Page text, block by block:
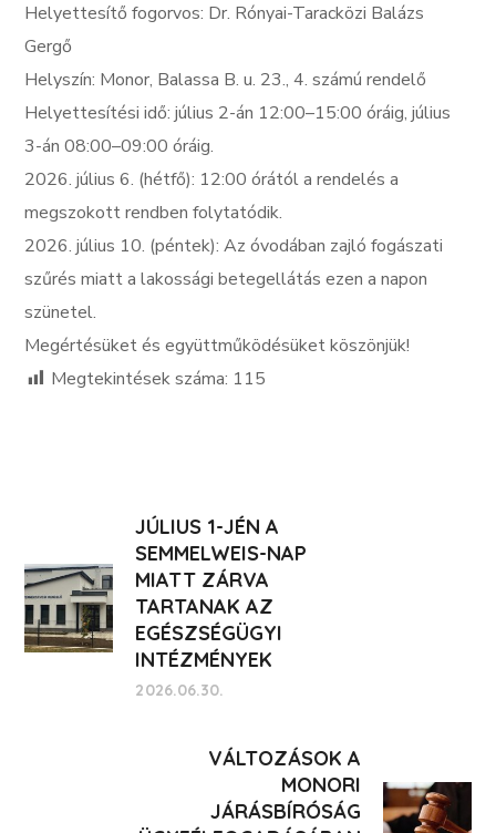
Helyettesítő fogorvos: Dr. Rónyai-Taracközi Balázs
Gergő
Helyszín: Monor, Balassa B. u. 23., 4. számú rendelő
Helyettesítési idő: július 2-án 12:00–15:00 óráig, július
3-án 08:00–09:00 óráig.
2026. július 6. (hétfő): 12:00 órától a rendelés a
megszokott rendben folytatódik.
2026. július 10. (péntek): Az óvodában zajló fogászati
szűrés miatt a lakossági betegellátás ezen a napon
szünetel.
Megértésüket és együttműködésüket köszönjük!
Megtekintések száma: 115
JÚLIUS 1-JÉN A
SEMMELWEIS-NAP
MIATT ZÁRVA
TARTANAK AZ
EGÉSZSÉGÜGYI
INTÉZMÉNYEK
2026.06.30.
VÁLTOZÁSOK A
MONORI
JÁRÁSBÍRÓSÁG